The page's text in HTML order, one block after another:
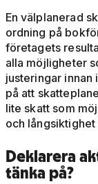
En välplanerad
ordning på
företagets
alla möjligheter
justeringar innan
på att
lite skatt som
och
Deklarera
tänka på?